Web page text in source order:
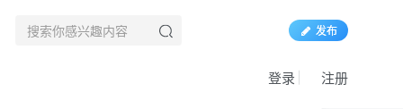
发布
登录 注册